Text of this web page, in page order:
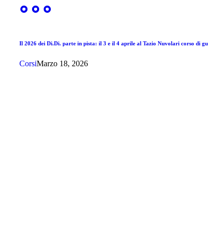
Il 2026 dei Di.Di. parte in pista: il 3 e il 4 aprile al Tazio Nuvolari corso di
CorsiMarzo 18, 2026